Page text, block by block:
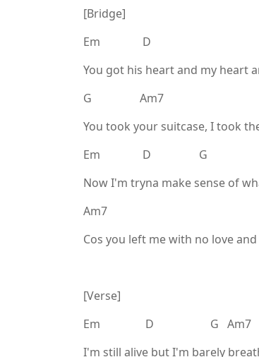
[Bridge]
Em D
You got his heart and my heart
G Am7
You took your suitcase, I took
Em D G
Now I'm tryna make sense of
Am7
Cos you left me with no love
[Verse]
Em D G Am7
I'm still alive but I'm barely